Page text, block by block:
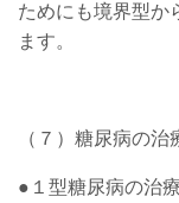
ためにも境界型か
ます。
（７）糖尿病の治
●１型糖尿病の治療